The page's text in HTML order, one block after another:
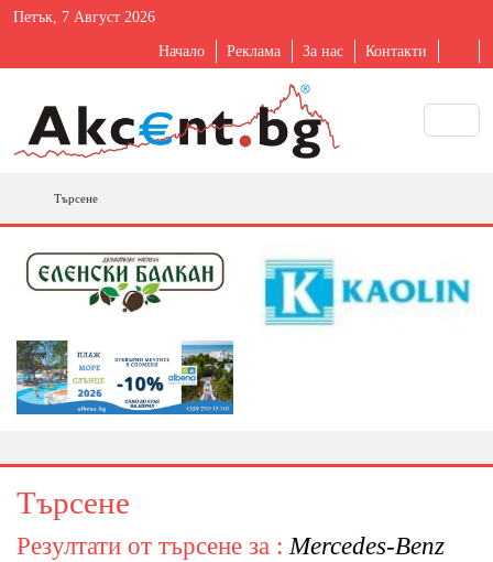
Петък, 7 Август 2026
Начало Реклама За нас Контакти
Търсене
Търсене
Резултати от търсене за :Mercedes-Benz